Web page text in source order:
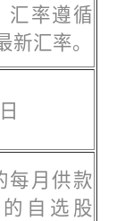
汇率遵循
新汇率。
每月供款
自选股